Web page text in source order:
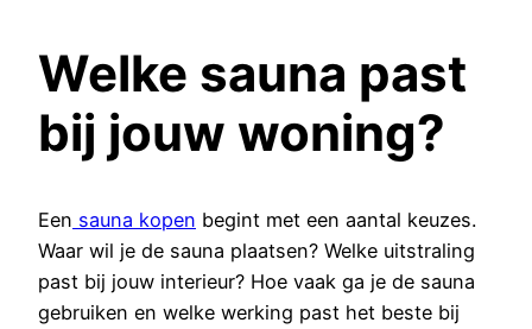
Welke sauna past
bij jouw woning?
Een sauna kopen begint met een aantal keuzes.
Waar wil je de sauna plaatsen? Welke uitstraling
past bij jouw interieur? Hoe vaak ga je de sauna
gebruiken en welke werking past het beste bij